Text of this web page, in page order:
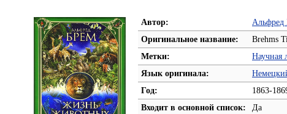
Автор:
Альфред
Оригинальное название:
Brehms
Метки:
Научная
Язык оригинала:
Год:
1863-
Входит в основной список:
Да